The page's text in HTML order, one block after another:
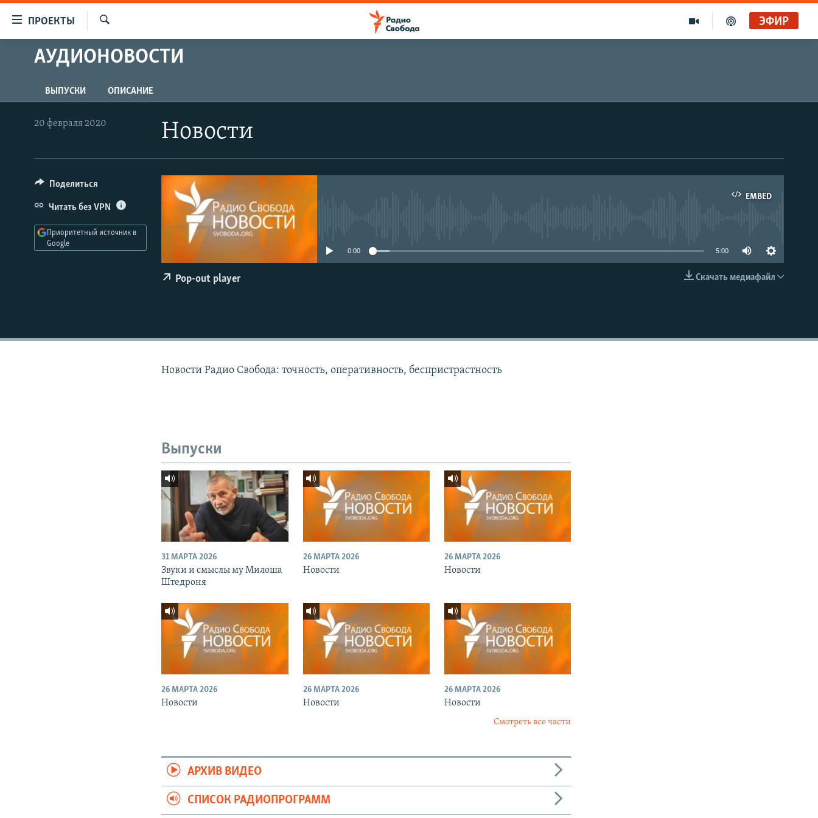
упрощенного
доступа
Вернуться
к
основному
главной
Вернутся
ПРОЕКТЫ
ПРОГРАММЫ
АВТОРСКИЕ ПРОЕКТЫ
ЦИТАТЫ СВОБОДЫ
IDEL.РЕАЛИИ
КАВКАЗ.РЕАЛИИ
СЕВЕР.РЕАЛИИ
СИБИРЬ.РЕАЛИИ
ЭФИР
АУДИОНОВОСТИ
ВЫПУСКИ ОПИСАНИЕ
Новости
20 февраля 2020
EMBED
EMBED
0:00 5:00
Скачать медиафайл
Pop-out player
Поделиться
Читать без VPN
Приоритетный источник в
Google
Новости Радио Свобода: точность, оперативность, беспристрастность
Выпуски
31 МАРТА 2026
Звуки и смыслы му Милоша
Штедроня
26 МАРТА 2026
Новости
26 МАРТА 2026
Новости
26 МАРТА 2026
Новости
26 МАРТА 2026
Новости
26 МАРТА 2026
Новости
Смотреть все части
АРХИВ ВИДЕО
СПИСОК РАДИОПРОГРАММ